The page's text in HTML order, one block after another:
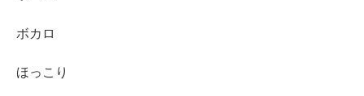
ボカロ
ほっこり